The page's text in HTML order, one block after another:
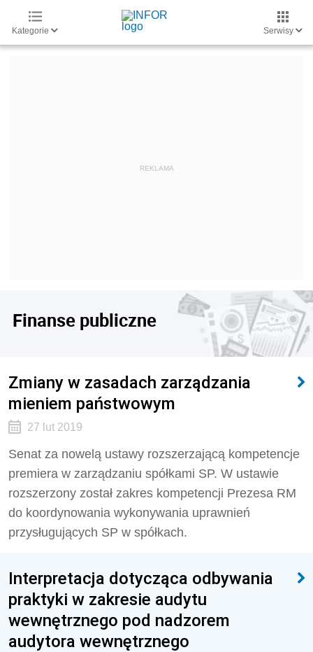
Kategorie Serwisy
Finanse publiczne
Zmiany w zasadach zarządzania
mieniem państwowym
27 lut 2019
Senat za nowelą ustawy rozszerzającą kompetencje
premiera w zarządzaniu spółkami SP. W ustawie
rozszerzony został zakres kompetencji Prezesa RM
do koordynowania wykonywania uprawnień
przysługujących SP w spółkach.
Interpretacja dotycząca odbywania
praktyki w zakresie audytu
wewnętrznego pod nadzorem
audytora wewnętrznego